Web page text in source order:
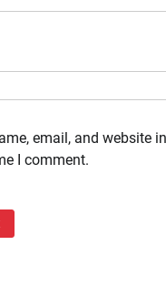
email, and website
I comment.